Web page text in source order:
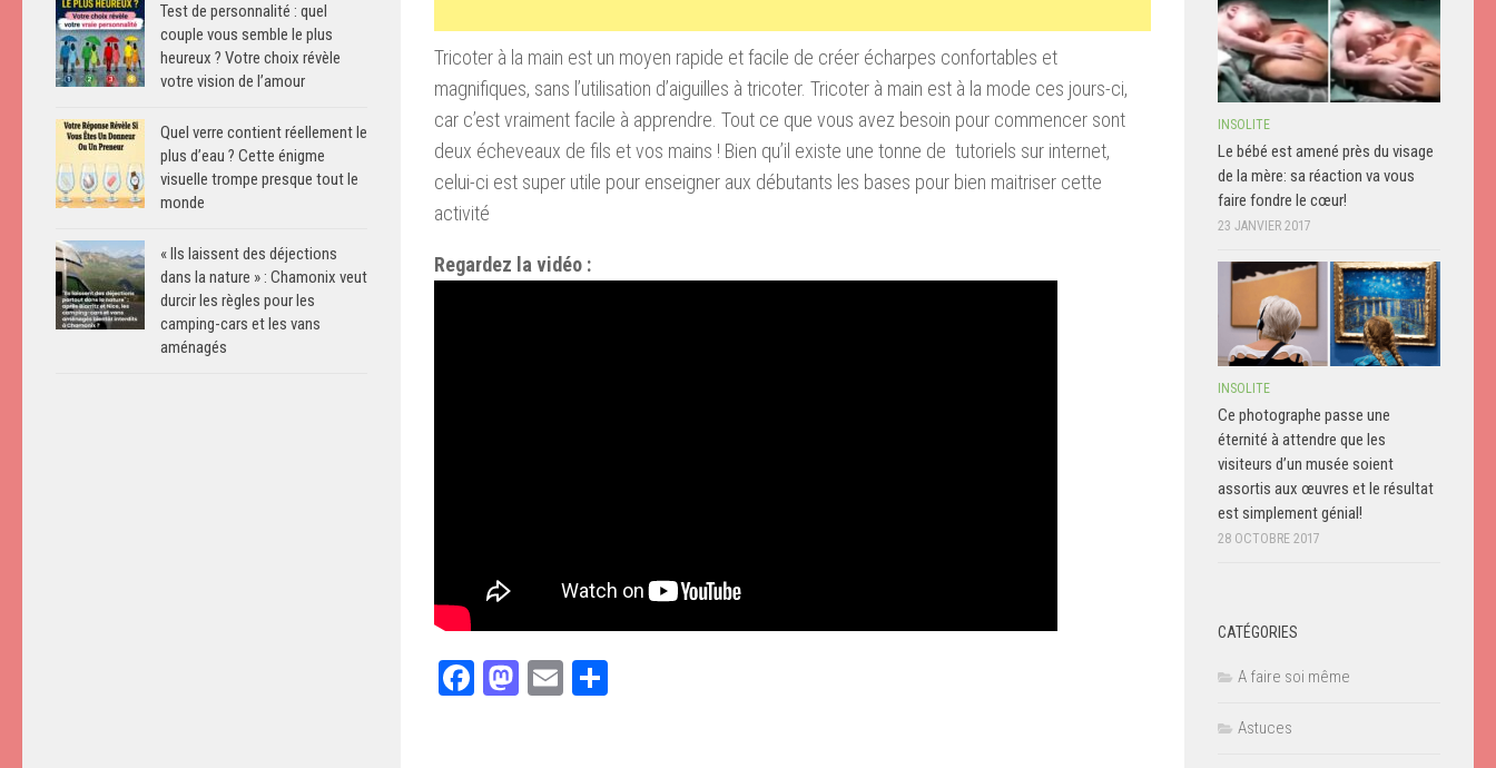
Tricoter à la main est un moyen rapide et facile de créer écharpes confortables et
magnifiques, sans l’utilisation d’aiguilles à tricoter. Tricoter à main est à la mode ces jours-ci,
car c’est vraimentfacile à apprendre Tout ce que vous avez besoin pour commencer sont
deux écheveaux de fils et vos mains ! Bien qu’il existe une tonne de tutoriels sur internet,
celui-ci est super utile pour enseigner aux débutants les bases pour bien maitriser cette
activité
Regardez la vidéo :
Facebook
Mastodon
Email
Test de personnalité : quel
couple vous semble le plus
heureux ? Votre choix révèle
votre vision de l’amour
Quel verre contient réellement le
plus d’eau ? Cette énigme
visuelle trompe presque tout le
monde
« Ils laissent des déjections
dans la nature » : Chamonix veut
durcir les règles pour les
camping-cars et les vans
aménagés
INSOLITE
Le bébé est amené près du visage
de la mère: sa réaction va vous
faire fondre le cœur!
23 JANVIER 2017
INSOLITE
Ce photographe passe une
éternité à attendre que les
visiteurs d’un musée soient
assortis aux œuvres et le résultat
est simplement génial!
28 OCTOBRE 2017
CATÉGORIES
A faire soi même
Astuces